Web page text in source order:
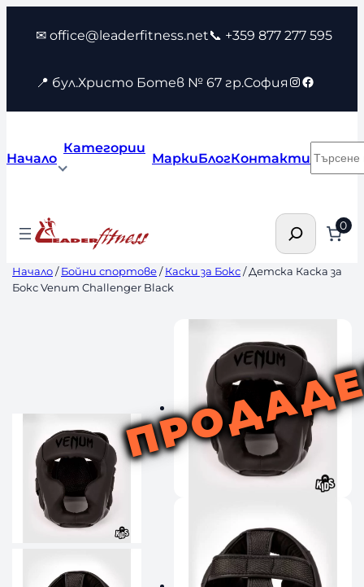
съдържанието
✉ office@leaderfitness.net📞 +359 877 277 595
📍 бул.Христо Ботев № 67 гр.София Instagram
Facebook
Начало
Категории
МаркиБлогКонтакти
Търсене 0
Начало/Бойни спортове/Каски за Бокс/ Детска Каска за
Бокс Venum Challenger Black